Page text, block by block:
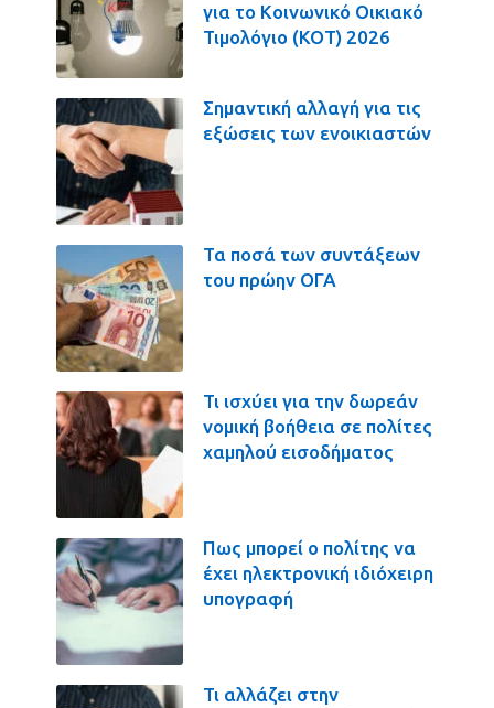
για το Κοινωνικό Οικιακό
Τιμολόγιο (ΚΟΤ) 2026
Σημαντική αλλαγή για τις
εξώσεις των ενοικιαστών
Τα ποσά των συντάξεων
του πρώην ΟΓΑ
Τι ισχύει για την δωρεάν
νομική βοήθεια σε πολίτες
χαμηλού εισοδήματος
Πως μπορεί ο πολίτης να
έχει ηλεκτρονική ιδιόχειρη
υπογραφή
Τι αλλάζει στην